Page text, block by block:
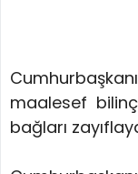
maalesef
bağları